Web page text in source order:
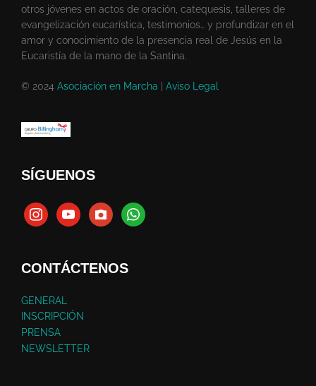
otros jóvenes en actos de oración, catequesis, talleres de
evangelización eucarística, testimonios… y profundizar en el
amor y conocimiento de la presencia real de Jesús en la
Eucaristía de la mano de la Santina.
© 2024 Asociación en Marcha Aviso Legal
SÍGUENOS
CONTÁCTENOS
GENERAL
INSCRIPCIÓN
PRENSA
NEWSLETTER